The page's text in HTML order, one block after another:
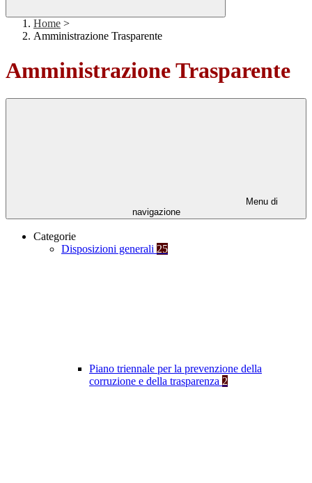
Home >
Amministrazione Trasparente
Amministrazione Trasparente
Menu di
navigazione
Categorie
Disposizioni generali 25
Piano triennale per la prevenzione della
corruzione e della trasparenza 2